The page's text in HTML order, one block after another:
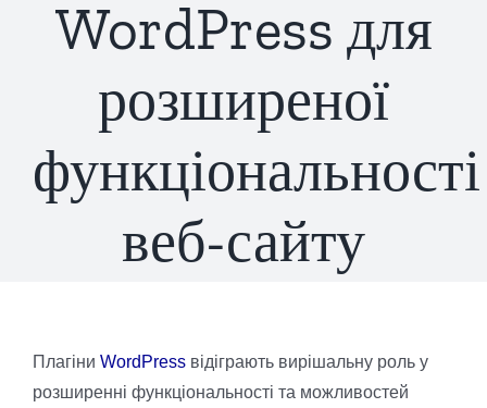
WordPress для
розширеної
функціональності
веб-сайту
Плагіни WordPress відіграють вирішальну роль у
розширенні функціональності та можливостей